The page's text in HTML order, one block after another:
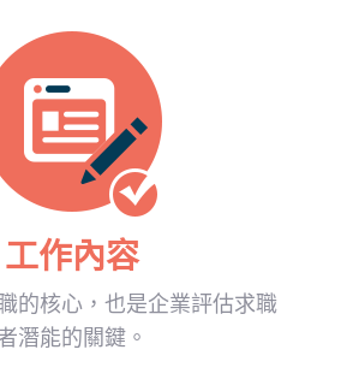
工作內容
的核心，也是企業評估求職
潛能的關鍵。